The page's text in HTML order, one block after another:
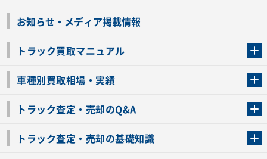
お知らせ・メディア掲載情報
トラック買取マニュアル
車種別買取相場・実績
トラック査定・売却のQ&A
トラック査定・売却の基礎知識